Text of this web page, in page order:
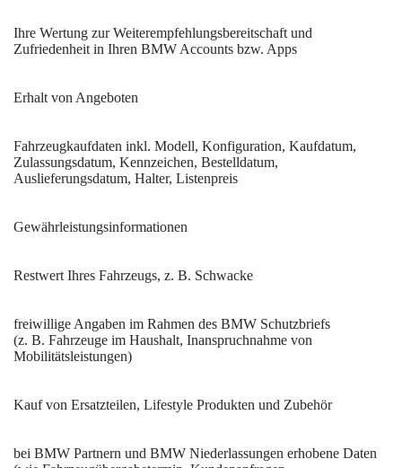
Ihre Wertung zur Weiterempfehlungsbereitschaft und
Zufriedenheit in Ihren BMW Accounts bzw. Apps
Erhalt von Angeboten
Fahrzeugkaufdaten inkl. Modell, Konfiguration, Kaufdatum,
Zulassungsdatum, Kennzeichen, Bestelldatum,
Auslieferungsdatum, Halter, Listenpreis
Gewährleistungsinformationen
Restwert Ihres Fahrzeugs, z. B. Schwacke
freiwillige Angaben im Rahmen des BMW Schutzbriefs
(z. B. Fahrzeuge im Haushalt, Inanspruchnahme von
Mobilitätsleistungen)
Kauf von Ersatzteilen, Lifestyle Produkten und Zubehör
bei BMW Partnern und BMW Niederlassungen erhobene Daten